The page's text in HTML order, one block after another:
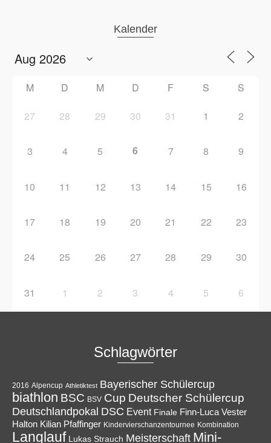
Kalender
M D M D F S S
27 28 29 30 31 1 2
3 4 5 6 7 8 9
10 11 12 13 14 15 16
17 18 19 20 21 22 23
24 25 26 27 28 29 30
31 1 2 3 4 5 6
Schlagwörter
2016 Alpencup Athletiktest Bayerischer Schülercup
biathlon BSC BSV Cup Deutscher Schülercup
Deutschlandpokal DSC Event Finale Finn-Luca Vester
Halton Kilian Pfaffinger Kindervierschanzentournee Kombination
Langlauf Lukas Strauch Meisterschaft Mini-